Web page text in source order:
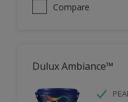
Compare
Dulux Ambiance™